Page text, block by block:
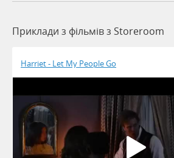
Приклади з фільмів з Storeroom
Harriet - Let My People Go